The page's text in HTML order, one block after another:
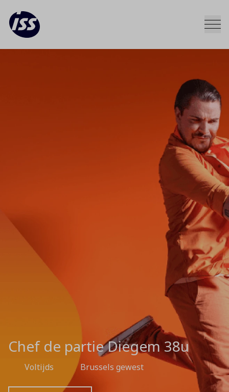
Chef de partie Diegem 38u
Voltijds Brussels gewest